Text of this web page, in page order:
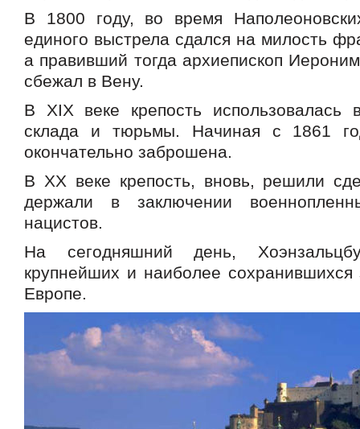
В 1800 году, во время
единого выстрела сдался на милость
а правивший тогда архиепископ
сбежал в Вену.
В XIХ веке крепость использовалась
склада и тюрьмы. Начиная с 1861
окончательно заброшена.
В XX веке крепость, вновь, решили
держали в заключении
нацистов.
На сегодняшний день,
крупнейших и наиболее сохранившихся
Европе.